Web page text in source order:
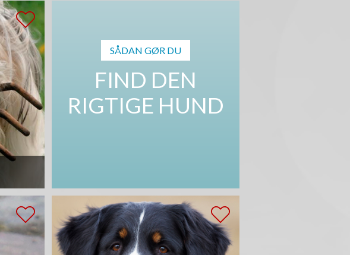
SAMARBEJDENDE MELLEM SELVSTÆNDIG
SÅDAN GØR DU
FIND DEN
RIGTIGE HUND